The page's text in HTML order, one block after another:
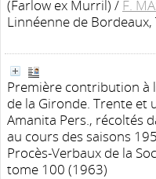
(Farlow ex Murril) / F.
Linnéenne de Bordeaux,
Première contribution à
de la Gironde. Trente et
Amanita Pers., récoltés
au cours des saisons
Procès-Verbaux de la
tome 100 (1963)